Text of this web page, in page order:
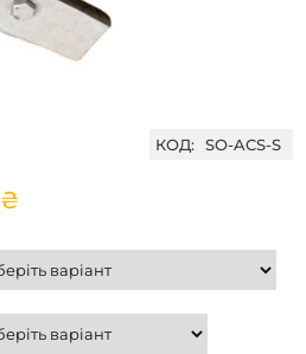
КОД: SO-ACS-S
₴